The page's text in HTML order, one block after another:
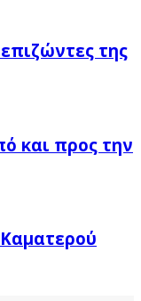
της
και προς την